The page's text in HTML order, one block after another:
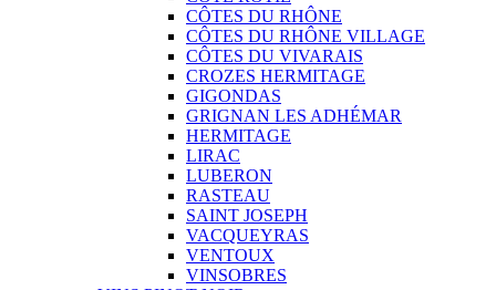
CÔTES DU RHÔNE
CÔTES DU RHÔNE VILLAGE
CÔTES DU VIVARAIS
CROZES HERMITAGE
GIGONDAS
GRIGNAN LES ADHÉMAR
HERMITAGE
LIRAC
LUBERON
RASTEAU
SAINT JOSEPH
VACQUEYRAS
VENTOUX
VINSOBRES